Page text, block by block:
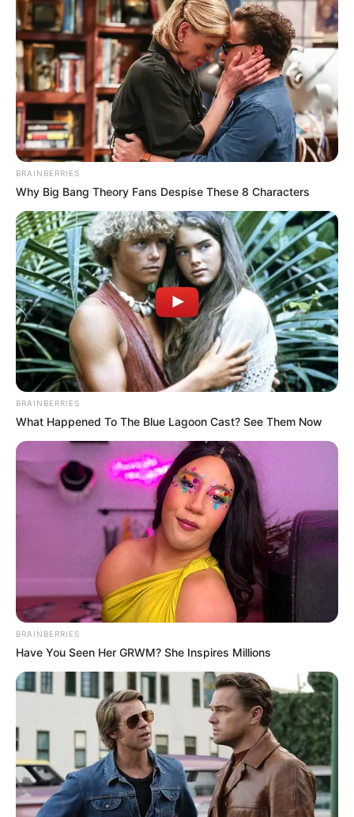
ΤΑΥΤΟΤΗΤΑ ΚΑΙ ΕΠΙΚΟΙΝΩΝΙΑ ΟΡΟΙ ΧΡΗΣΗΣ
BRAINBERRIES
Why Big Bang Theory Fans Despise These 8 Characters
BRAINBERRIES
What Happened To The Blue Lagoon Cast? See Them Now
BRAINBERRIES
Have You Seen Her GRWM? She Inspires Millions